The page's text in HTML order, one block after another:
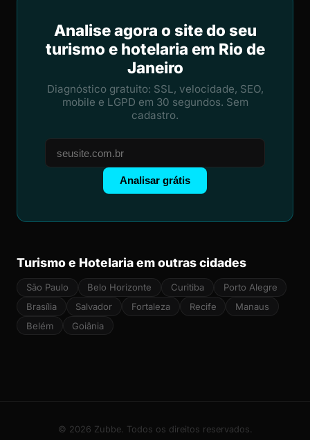
Analise agora o site do seu
turismo e hotelaria em Rio de
Janeiro
Diagnóstico gratuito: SSL, velocidade, SEO,
mobile e LGPD em 30 segundos. Sem
cadastro.
Analisar grátis
Turismo e Hotelaria em outras cidades
São Paulo Belo Horizonte Curitiba
Porto Alegre
Brasília
Salvador Fortaleza Recife
Manaus
Belém
Goiânia
© 2026 Zubbe. Todos os direitos reservados.